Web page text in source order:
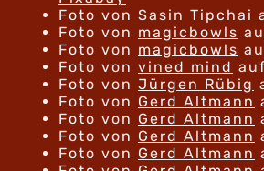
Foto von Sasin Tipchai
Foto von magicbowls
Foto von magicbowls
Foto von vined mind auf
Foto von Jürgen Rübig
Foto von Gerd Altmann
Foto von Gerd Altmann
Foto von Gerd Altmann
Foto von Gerd Altmann